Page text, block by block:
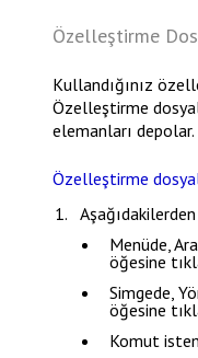
Özelleştirme
Kullandığınız
Özelleştirme
elemanları depolar.
Özelleştirme
Menüde,
öğesine
Simgede,
öğesine
Komut